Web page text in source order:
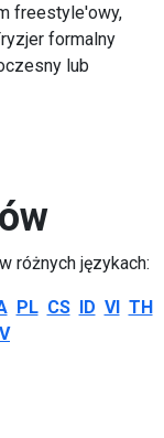
freestyle'owy,
formalny
lub
różnych językach:
PL CS ID VI TH